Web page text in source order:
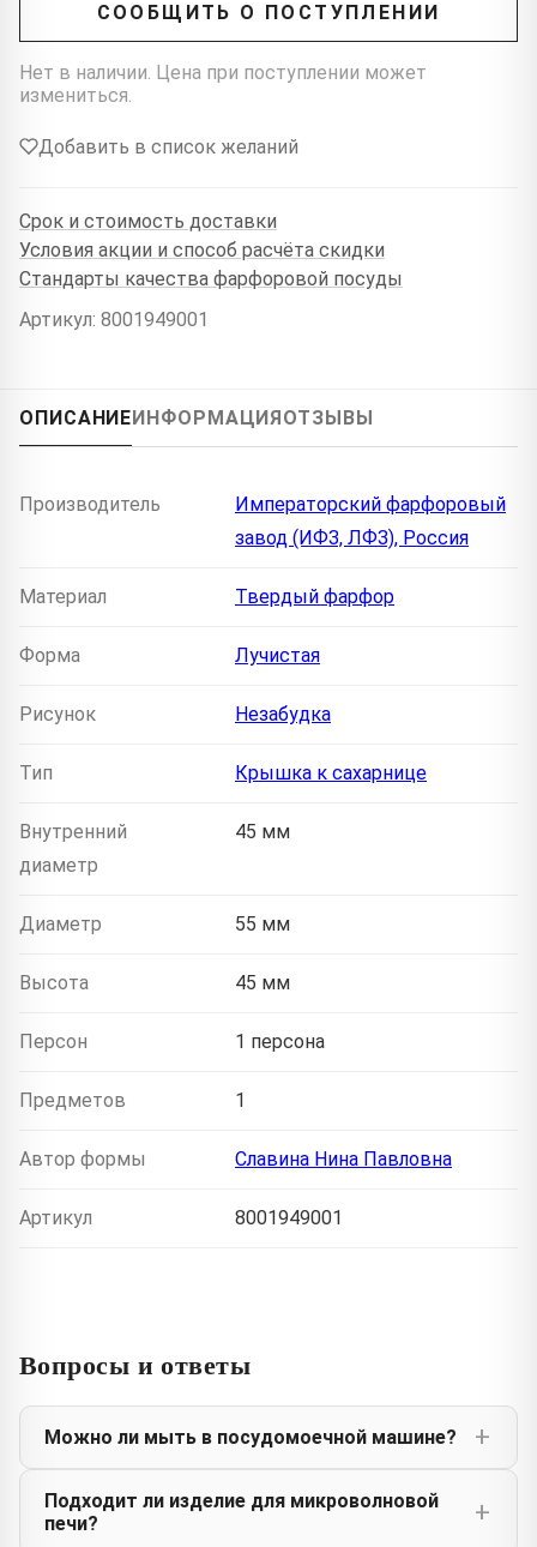
СООБЩИТЬ О ПОСТУПЛЕНИИ
Нет в наличии. Цена при поступлении может
измениться.
Добавить в список желаний
Срок и стоимость доставки
Условия акции и способ расчёта скидки
Стандарты качества фарфоровой посуды
Артикул: 8001949001
ОПИСАНИЕИНФОРМАЦИЯОТЗЫВЫ
Производитель
Императорский фарфоровый
завод (ИФЗ, ЛФЗ), Россия
Материал Твердый фарфор
Форма Лучистая
Рисунок Незабудка
Тип Крышка к сахарнице
Внутренний
диаметр
45 мм
Диаметр 55 мм
Высота 45 мм
Персон 1 персона
Предметов 1
Автор формы Славина Нина Павловна
Артикул 8001949001
Вопросы и ответы
Можно ли мыть в посудомоечной машине?
Подходит ли изделие для микроволновой
печи?